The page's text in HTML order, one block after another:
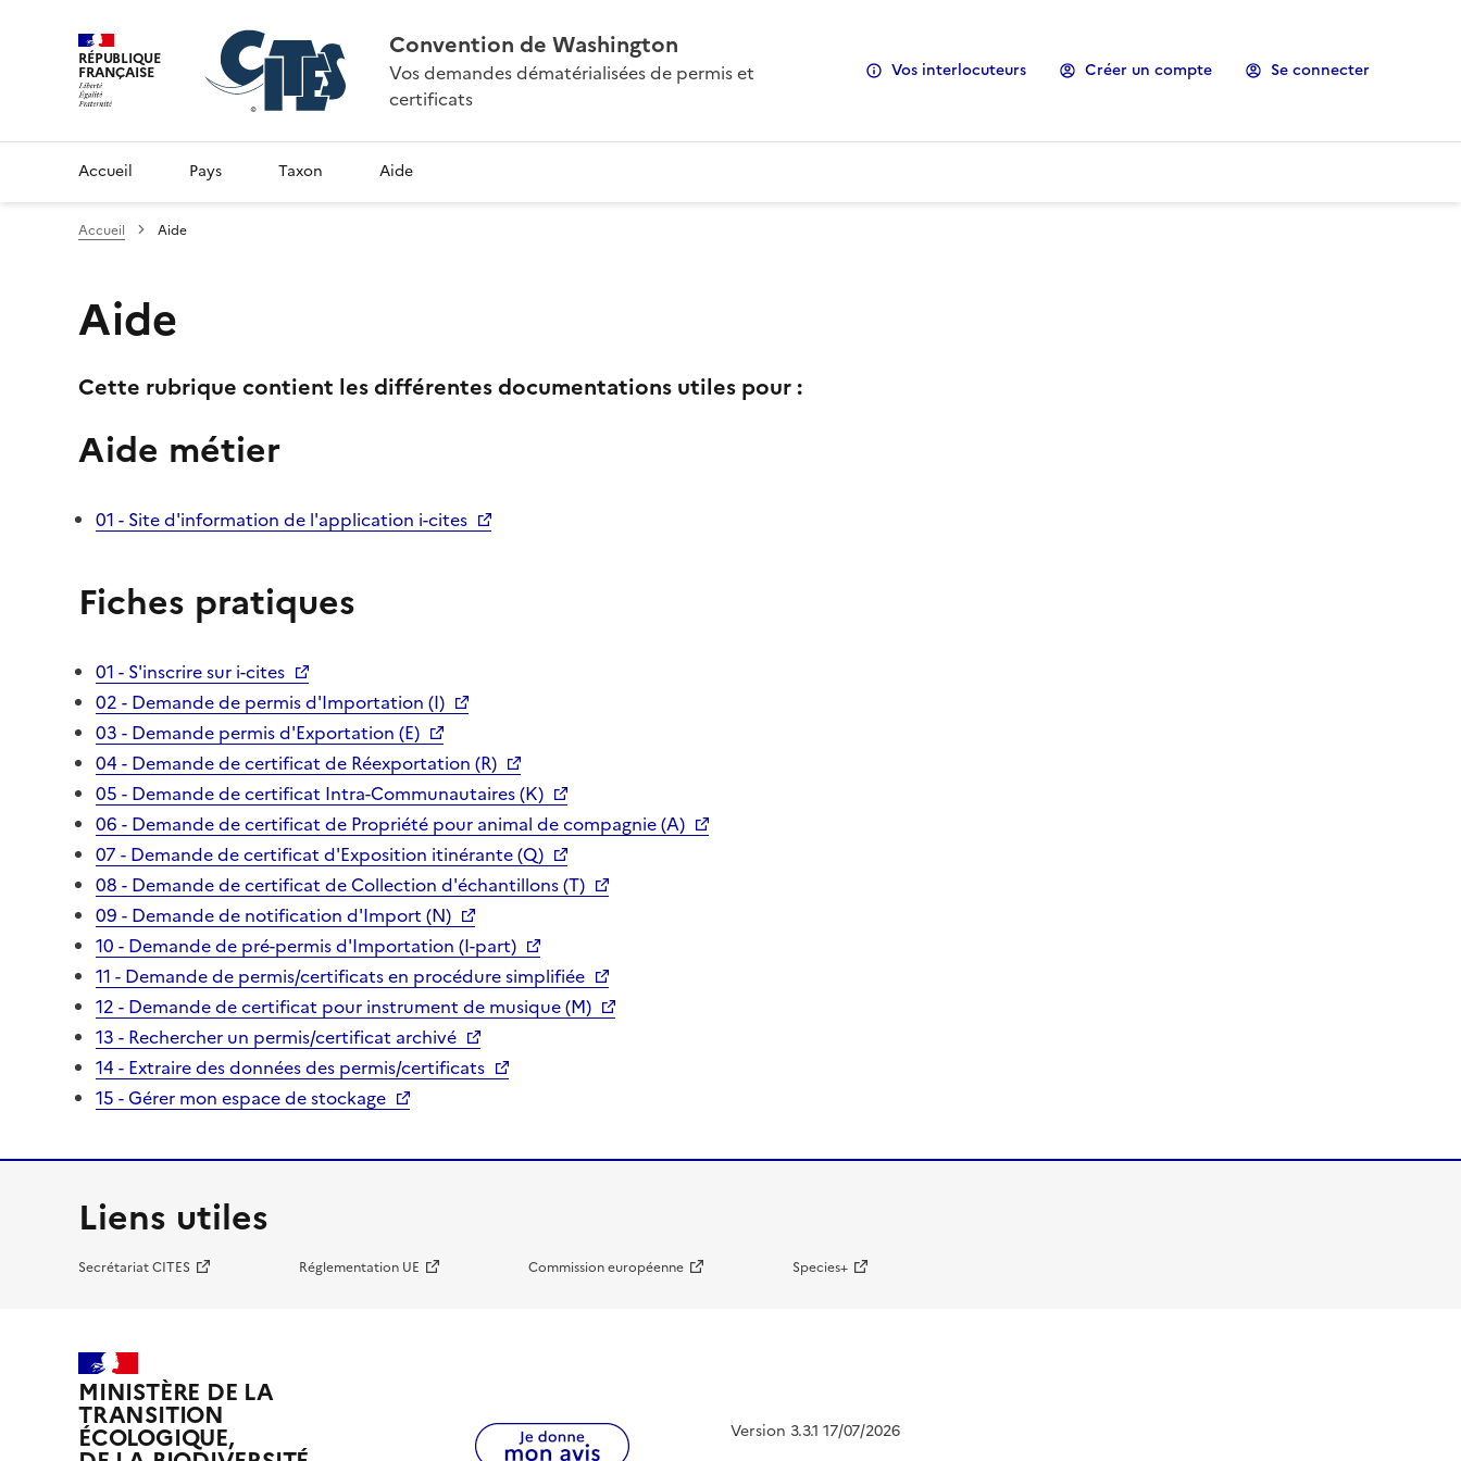
RÉPUBLIQUE
FRANÇAISE
Convention de Washington
Vos demandes dématérialisées de permis et
certificats
Vos interlocuteurs Créer un compte Se connecter
Accueil Pays Taxon Aide
Accueil Aide
Aide
Cette rubrique contient les différentes documentations utiles pour :
Aide métier
01 - Site d'information de l'application i-cites
Fiches pratiques
01 - S'inscrire sur i-cites
02 - Demande de permis d'Importation (I)
03 - Demande permis d'Exportation (E)
04 - Demande de certificat de Réexportation (R)
05 - Demande de certificat Intra-Communautaires (K)
06 - Demande de certificat de Propriété pour animal de compagnie (A)
07 - Demande de certificat d'Exposition itinérante (Q)
08 - Demande de certificat de Collection d'échantillons (T)
09 - Demande de notification d'Import (N)
10 - Demande de pré-permis d'Importation (I-part)
11 - Demande de permis/certificats en procédure simplifiée
12 - Demande de certificat pour instrument de musique (M)
13 - Rechercher un permis/certificat archivé
14 - Extraire des données des permis/certificats
15 - Gérer mon espace de stockage
Liens utiles
Secrétariat CITES Réglementation UE Commission européenne Species+
MINISTÈRE DE LA
TRANSITION
ÉCOLOGIQUE, Version 3.3.1 17/07/2026